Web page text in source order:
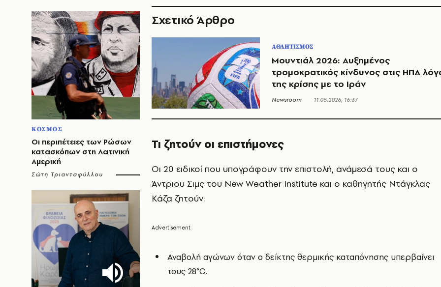
ΚΟΣΜΟΣ
Οι περιπέτειες των Ρώσων
κατασκόπων στη Λατινική
Αμερική
Σώτη Τριανταφύλλου
Σχετικό Άρθρο
ΑΘΛΗΤΙΣΜΟΣ
Μουντιάλ 2026: Αυξημένος
τρομοκρατικός κίνδυνος στις ΗΠΑ
της κρίσης με το Ιράν
Newsroom 11.05.2026, 16:37
Τι ζητούν οι επιστήμονες
Οι 20 ειδικοί που υπογράφουν την επιστολή, ανάμεσά τους και ο
Άντριου Σιμς του New Weather Institute και ο καθηγητής Ντάγκλας
Κάζα ζητούν:
Αναβολή αγώνων όταν ο δείκτης θερμικής καταπόνησης υπερβαίνει
τους 28°C.